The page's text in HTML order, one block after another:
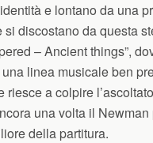
e lontano da una
si discostano da questa
– Ancient things”,
linea musicale ben
riesce a colpire
una volta il
della partitura.